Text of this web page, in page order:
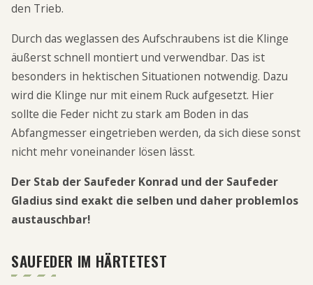
den Trieb.
Durch das weglassen des Aufschraubens ist die Klinge
äußerst schnell montiert und verwendbar. Das ist
besonders in hektischen Situationen notwendig. Dazu
wird die Klinge nur mit einem Ruck aufgesetzt. Hier
sollte die Feder nicht zu stark am Boden in das
Abfangmesser eingetrieben werden, da sich diese sonst
nicht mehr voneinander lösen lässt.
Der Stab der Saufeder Konrad und der Saufeder
Gladius sind exakt die selben und daher problemlos
austauschbar!
SAUFEDER IM HÄRTETEST